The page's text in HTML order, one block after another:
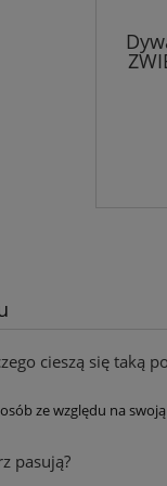
cieszą się taką
ze względu na
pasują?